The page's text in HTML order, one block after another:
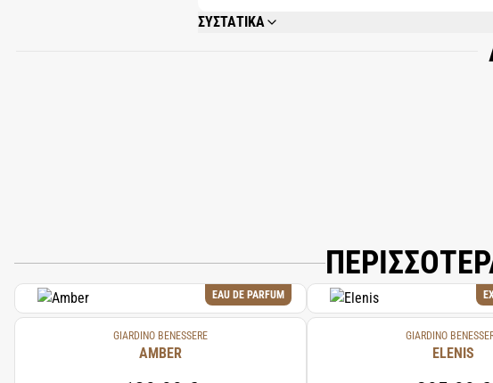
ΣΥΣΤΑΤΙΚΑ
ALCOHOL DENAT., PARFUM (FRAGRANCE),
CITRONELLOL, GERANIOL, ISOEUGENYL ACETATE,
TRIMETHYLCYCLOPENTENYL METHYLISOPENTENOL,
EAU DE PARFUM
GIARDINO BENESSERE
AMBER
GIARDINO
ELENIS